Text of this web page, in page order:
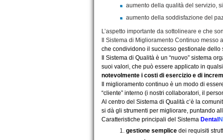
aumento della qualità del servizio,
aumento della soddisfazione del
L’aspetto importante da sottolineare e che
Il Sistema di Miglioramento Continuo messo
che condividono il successo gestionale dello
Il Sistema di Qualità è un “nuovo” sistema
suoi valori, che può essere applicato in
notevolmente i costi di esercizio e di
Il miglioramento continuo è un modo di
“cliente” interno (i nostri collaboratori, il
Al centro del Sistema di Qualità c’è la
si dà gli strumenti per migliorare, puntando
Caratteristiche principali del Sistema Dental
gestione semplice dei requisiti